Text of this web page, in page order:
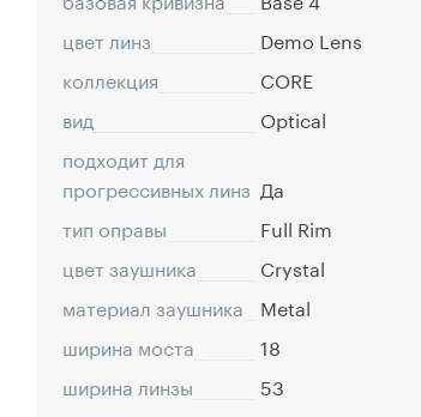
цвет линз
Demo Lens
коллекция
CORE
вид
Optical
подходит для
прогрессивных линз Да
тип оправы
Full Rim
цвет заушника
Crystal
материал заушника
Metal
ширина моста
18
ширина линзы
53